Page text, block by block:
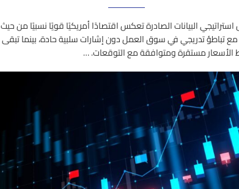
البيانات الصادرة تعكس اقتصادًا أمريكيًا قويًا نسبيًا من حيث
مع تباطؤ تدريجي في سوق العمل دون إشارات سلبية حادة، بينما تبقى
مستقرة ومتوافقة مع التوقعات. …